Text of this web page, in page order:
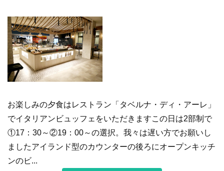
お楽しみの夕食はレストラン「タベルナ・ディ・アーレ」
でイタリアンビュッフェをいただきますこの日は2部制で
①17：30～②19：00～の選択。我々は遅い方でお願いし
ましたアイランド型のカウンターの後ろにオープンキッチ
ンのビ...